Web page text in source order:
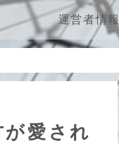
運営者情報
愛され